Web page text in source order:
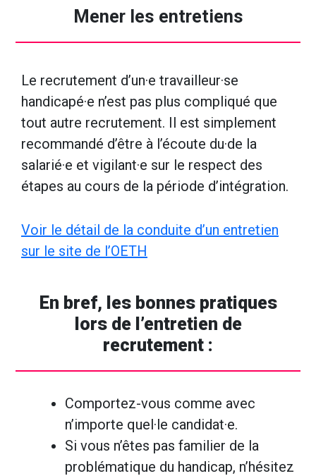
Mener les entretiens
Le recrutement d’un·e travailleur·se
handicapé·e n’est pas plus compliqué que
tout autre recrutement. Il est simplement
recommandé d’être à l’écoute du·de la
salarié·e et vigilant·e sur le respect des
étapes au cours de la période d’intégration.
Voir le détail de la conduite d’un entretien
sur le site de l’OETH
En bref, les bonnes pratiques
lors de l’entretien de
recrutement :
Comportez-vous comme avec
n’importe quel·le candidat·e.
Si vous n’êtes pas familier de la
problématique du handicap, n’hésitez